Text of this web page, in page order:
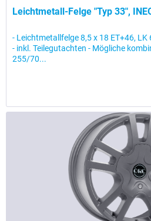
Leichtmetall-Felge "Typ 33",
- Leichtmetallfelge 8,5 x 18 ET+46, LK
- inkl. Teilegutachten - Mögliche
255/70...